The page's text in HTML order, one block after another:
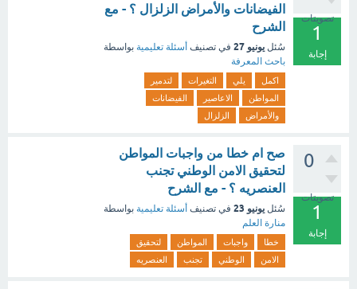
تصويتات
1
إجابة
الفيضانات والأمراض الزلزال ؟ - مع
الشرح
سُئل يونيو 27 في تصنيف أسئلة تعليمية بواسطة
باحث المعرفة
اكمل يلي التغيرات
لتدمير
المواطن
الاعاصير
الفيضانات
والأمراض
الزلزال
0
تصويتات
1
إجابة
صح ام خطا من واجبات المواطن
لتحقيق الامن الوطني تجنب
العنصريه ؟ - مع الشرح
سُئل يونيو 23 في تصنيف أسئلة تعليمية بواسطة
منارة العلم
خطا واجبات المواطن
لتحقيق
الامن
الوطني تجنب العنصريه